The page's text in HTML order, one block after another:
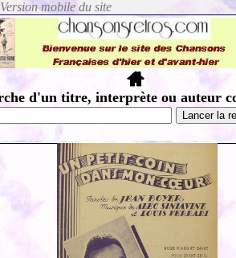
d'un titre, interprète ou auteur